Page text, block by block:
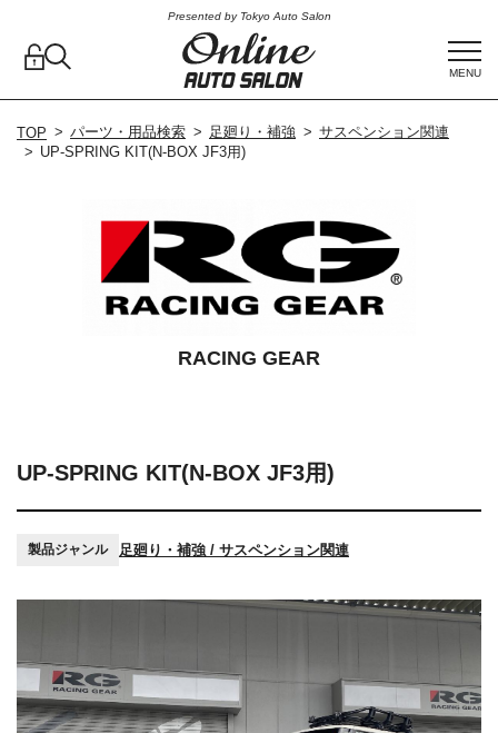
Presented by Tokyo Auto Salon
MENU
TOP パーツ・用品検索 足廻り・補強
サスペンション関連
UP-SPRING KIT(N-BOX JF3用)
UP-SPRING KIT(N-BOX JF3用)
製品ジャンル 足廻り・補強 / サスペンション関連
RACING GEAR